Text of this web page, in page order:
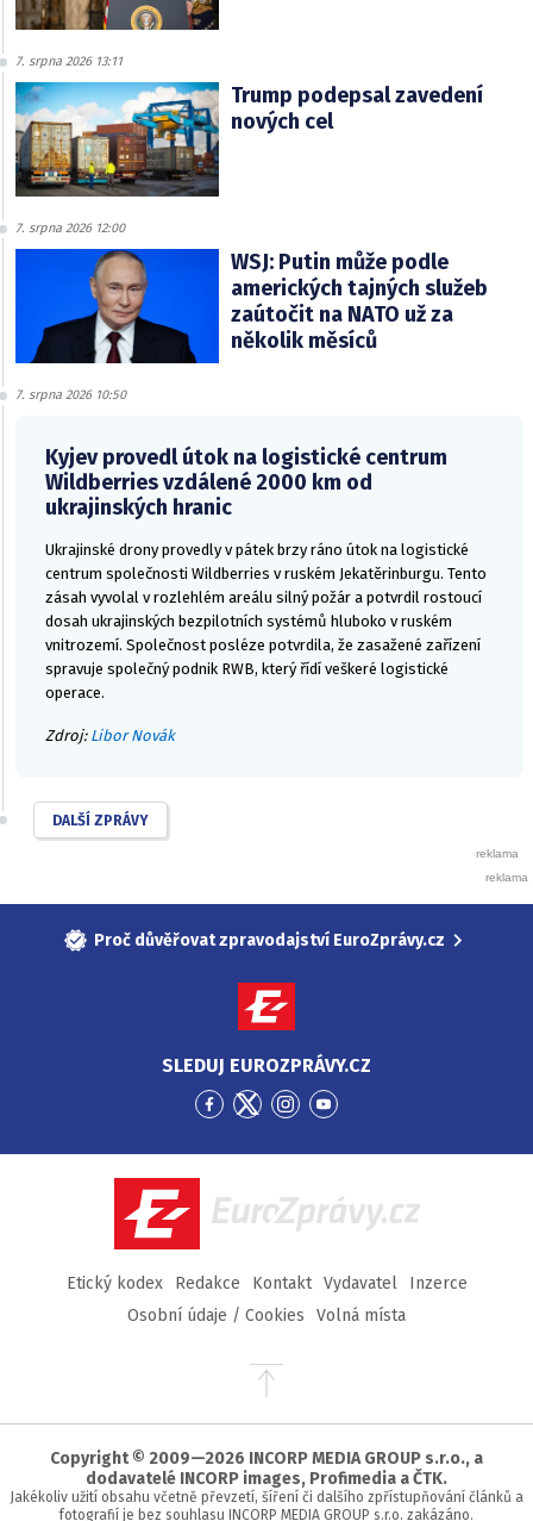
7. srpna 2026 13:11
Trump podepsal zavedení
nových cel
7. srpna 2026 12:00
WSJ: Putin může podle
amerických tajných služeb
zaútočit na NATO už za
několik měsíců
7. srpna 2026 10:50
Kyjev provedl útok na logistické centrum
Wildberries vzdálené 2000 km od
ukrajinských hranic
Ukrajinské drony provedly v pátek brzy ráno útok na logistické
centrum společnosti Wildberries v ruském Jekatěrinburgu. Tento
zásah vyvolal v rozlehlém areálu silný požár a potvrdil rostoucí
dosah ukrajinských bezpilotních systémů hluboko v ruském
vnitrozemí. Společnost posléze potvrdila, že zasažené zařízení
spravuje společný podnik RWB, který řídí veškeré logistické
operace.
Zdroj: Libor Novák
DALŠÍ ZPRÁVY
Proč důvěřovat zpravodajství EuroZprávy.cz
SLEDUJ EUROZPRÁVY.CZ
Přejít
Facebook
Přejít
Twitter
Přejít
Instagram
Přejít
YouTube
EuroZprávy.cz
Etický kodex Redakce Kontakt Vydavatel
Inzerce
Osobní údaje / Cookies
Volná místa
Přejít
stránky
Copyright © 2009—2026 INCORP MEDIA GROUP s.r.o., a
dodavatelé INCORP images, Profimedia a ČTK.
Jakékoliv užití obsahu včetně převzetí, šíření či dalšího zpřístupňování článků a
fotografií je bez souhlasu INCORP MEDIA GROUP s.r.o. zakázáno.